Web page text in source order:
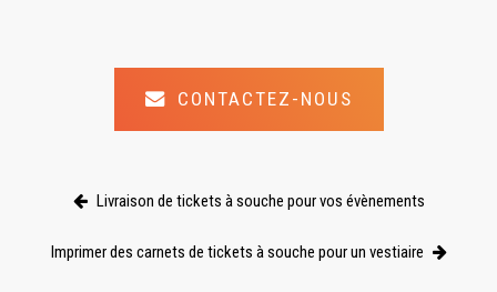
CONTACTEZ-NOUS
Livraison de tickets à souche pour vos évènements
Imprimer des carnets de tickets à souche pour un vestiaire